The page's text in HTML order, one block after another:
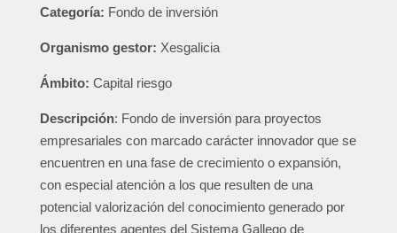
Categoría: Fondo de inversión
Organismo gestor: Xesgalicia
Ámbito: Capital riesgo
Descripción: Fondo de inversión para proyectos
empresariales con marcado carácter innovador que se
encuentren en una fase de crecimiento o expansión,
con especial atención a los que resulten de una
potencial valorización del conocimiento generado por
los diferentes agentes del Sistema Gallego de